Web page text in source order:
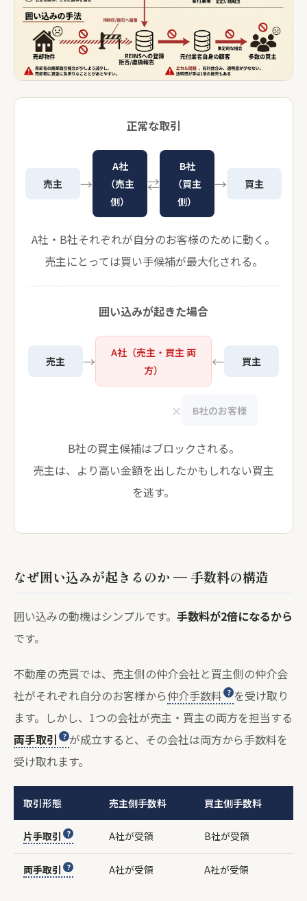
正常な取引
売主 →
A社
（売主
側）
⇄
B社
（買主
側）
→ 買主
A社・B社それぞれが自分のお客様のために動く。
売主にとっては買い手候補が最大化される。
囲い込みが起きた場合
売主 →
A社（売主・買主 両
方）
← 買主
✕ B社のお客様
B社の買主候補はブロックされる。
売主は、より高い金額を出したかもしれない買主
を逃す。
なぜ囲い込みが起きるのか — 手数料の構造
囲い込みの動機はシンプルです。 手数料が2倍になるから
です。
不動産の売買では、売主側の仲介会社と買主側の仲介会
社がそれぞれ自分のお客様から仲介手数料
を受け取り
ます。しかし、1つの会社が売主・買主の両方を担当する
両手取引
が成立すると、その会社は両方から手数料を
受け取れます。
取引形態 売主側手数料 買主側手数料
片手取引 A社が受領 B社が受領
両手取引 A社が受領 A社が受領